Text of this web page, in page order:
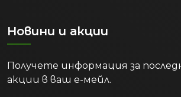
Новини и акции
Получете информация за
акции в ваш е-мейл.